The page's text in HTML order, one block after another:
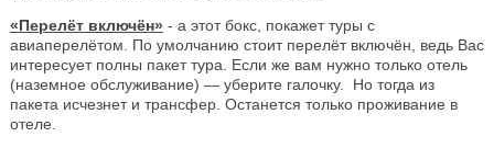
«Перелёт включён» - а этот бокс, покажет туры с
авиаперелётом. По умолчанию стоит перелёт включён, ведь Вас
интересует полны пакет тура. Если же вам нужно только отель
(наземное обслуживание) — уберите галочку. Но тогда из
пакета исчезнет и трансфер. Останется только проживание в
отеле.